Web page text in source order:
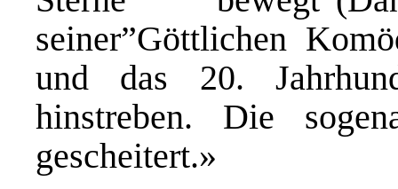
seiner”Göttlichen
und das 20.
hinstreben. Die
gescheitert.»